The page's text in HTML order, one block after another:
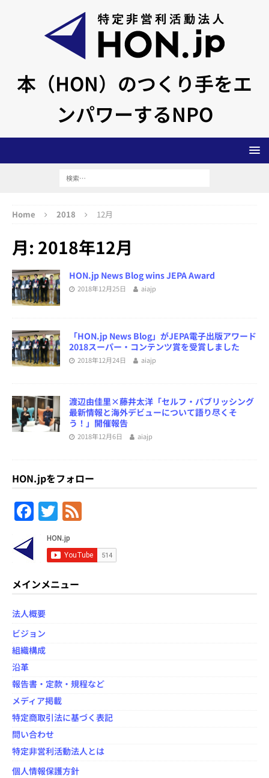
本（HON）のつくり手をエ
ンパワーするNPO
Home 2018 12月
月: 2018年12月
HON.jp News Blog wins JEPA Award
2018年12月25日 aiajp
「HON.jp News Blog」がJEPA電子出版アワード
2018スーパー・コンテンツ賞を受賞しました
2018年12月24日 aiajp
渡辺由佳里×藤井太洋「セルフ・パブリッシング
最新情報と海外デビューについて語り尽くそ
う！」開催報告
2018年12月6日 aiajp
HON.jpをフォロー
F
b
o
o
k
T
w
itt
er
e
d
メインメニュー
法人概要
ビジョン
組織構成
沿革
報告書・定款・規程など
メディア掲載
特定商取引法に基づく表記
問い合わせ
特定非営利活動法人とは
個人情報保護方針